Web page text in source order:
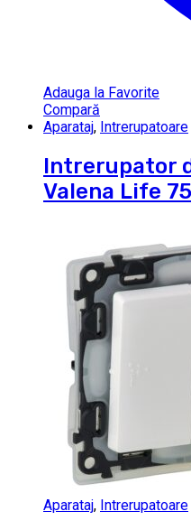
Adauga la Favorite
Compară
Aparataj, Intrerupatoare
Intrerupator
Valena Life
Aparataj, Intrerupatoare